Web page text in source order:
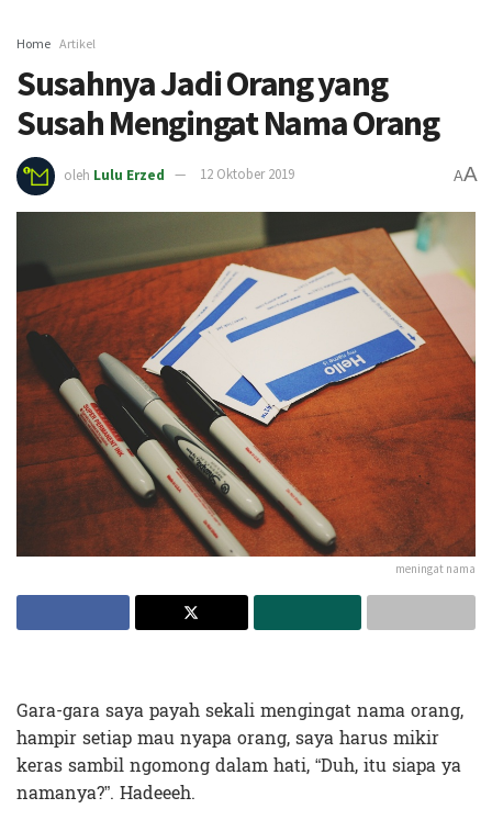
Home Artikel
Susahnya Jadi Orang yang
Susah Mengingat Nama Orang
oleh Lulu Erzed 12 Oktober 2019 AA
meningat nama
Gara-gara saya payah sekali mengingat nama orang,
hampir setiap mau nyapa orang, saya harus mikir
keras sambil ngomong dalam hati, “Duh, itu siapa ya
namanya?”. Hadeeeh.